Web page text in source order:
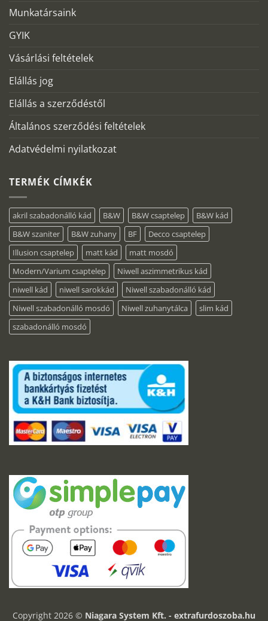
Munkatársaink
GYIK
Vásárlási feltételek
Elállás jog
Elállás a szerződéstől
Általános szerződési feltételek
Adatvédelmi nyilatkozat
TERMÉK CÍMKÉK
akril szabadonálló kád B&W B&W csaptelep
B&W kád
B&W szaniter
B&W zuhany BF
Decco csaptelep
Illusion csaptelep
matt kád
matt mosdó
Modern/Varium csaptelep
Niwell aszimmetrikus kád
niwell kád
niwell sarokkád
Niwell szabadonálló kád
Niwell szabadonálló mosdó
Niwell zuhanytálca
slim kád
szabadonálló mosdó
Copyright 2026 © Niagara System Kft. - extrafurdoszoba.hu